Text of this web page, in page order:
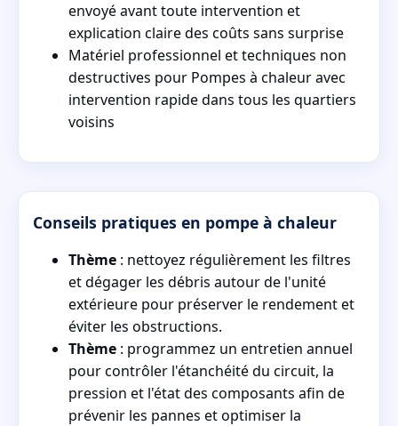
envoyé avant toute intervention et
explication claire des coûts sans surprise
Matériel professionnel et techniques non
destructives pour Pompes à chaleur avec
intervention rapide dans tous les quartiers
voisins
Conseils pratiques en pompe à chaleur
Thème : nettoyez régulièrement les filtres
et dégager les débris autour de l'unité
extérieure pour préserver le rendement et
éviter les obstructions.
Thème : programmez un entretien annuel
pour contrôler l'étanchéité du circuit, la
pression et l'état des composants afin de
prévenir les pannes et optimiser la